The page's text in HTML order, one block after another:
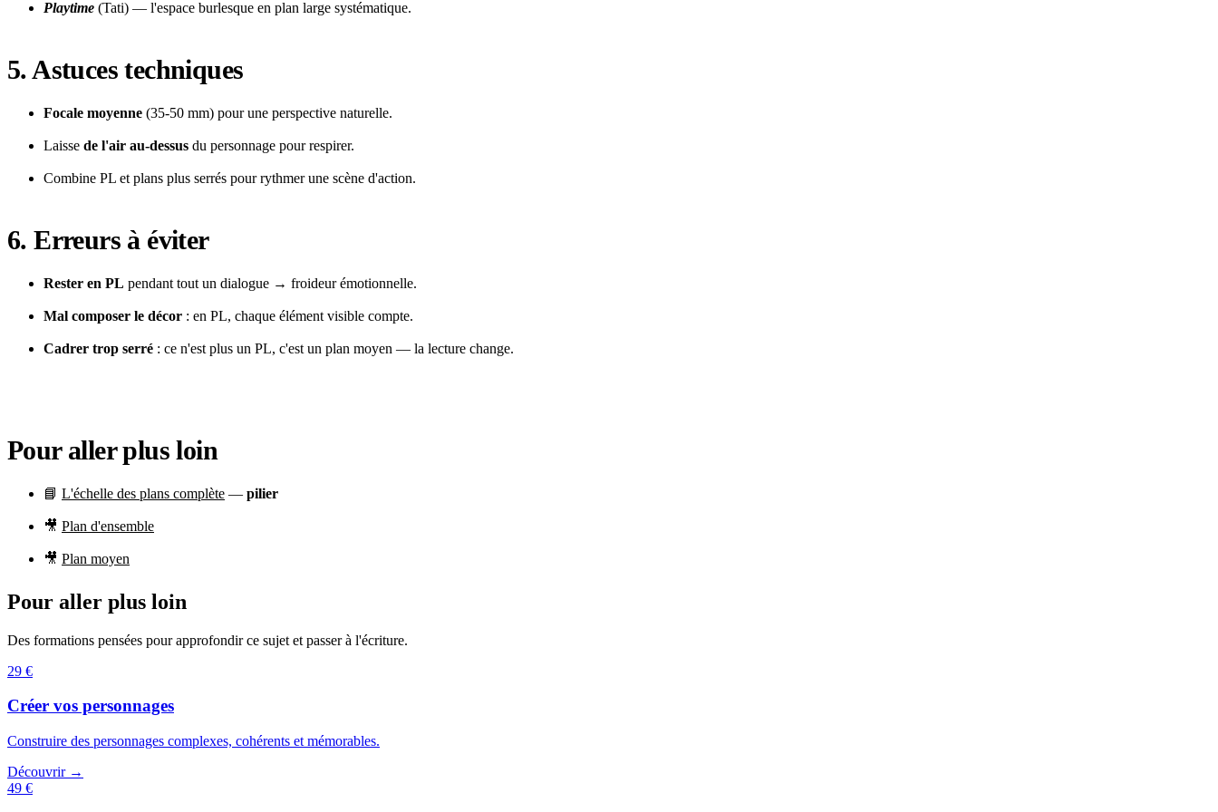
Playtime (Tati) — l'espace burlesque en plan large systématique.
5. Astuces techniques
Focale moyenne (35-50 mm) pour une perspective naturelle.
Laisse de l'air au-dessus du personnage pour respirer.
Combine PL et plans plus serrés pour rythmer une scène d'action.
6. Erreurs à éviter
Rester en PL pendant tout un dialogue → froideur émotionnelle.
Mal composer le décor : en PL, chaque élément visible compte.
Cadrer trop serré : ce n'est plus un PL, c'est un plan moyen — la lecture change.
Pour aller plus loin
📘 L'échelle des plans complète — pilier
🎥 Plan d'ensemble
🎥 Plan moyen
Pour aller plus loin
Des formations pensées pour approfondir ce sujet et passer à l'écriture.
29 €
Créer vos personnages
Construire des personnages complexes, cohérents et mémorables.
Découvrir →
49 €